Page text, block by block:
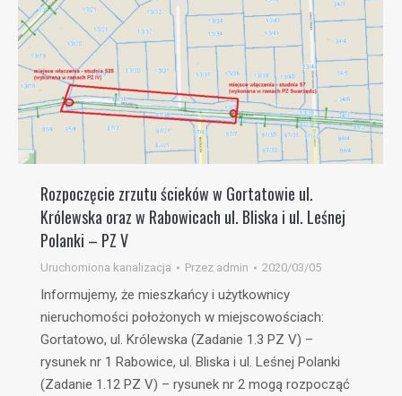
Rozpoczęcie zrzutu ścieków w Gortatowie ul.
Królewska oraz w Rabowicach ul. Bliska i ul. Leśnej
Polanki – PZ V
Uruchomiona kanalizacja Przez admin 2020/03/05
Informujemy, że mieszkańcy i użytkownicy
nieruchomości położonych w miejscowościach:
Gortatowo, ul. Królewska (Zadanie 1.3 PZ V) –
rysunek nr 1 Rabowice, ul. Bliska i ul. Leśnej Polanki
(Zadanie 1.12 PZ V) – rysunek nr 2 mogą rozpocząć